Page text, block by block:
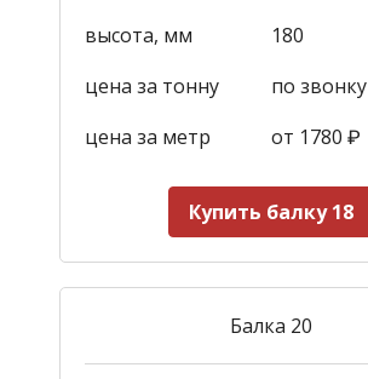
высота, мм
180
цена за тонну
по звонку
цена за метр
от 1780 ₽
Купить балку 18
Балка 20